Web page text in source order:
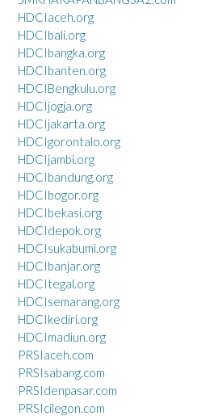
HDCIaceh.org
HDCIbali.org
HDCIbangka.org
HDCIbanten.org
HDCIBengkulu.org
HDCIjogja.org
HDCIjakarta.org
HDCIgorontalo.org
HDCIjambi.org
HDCIbandung.org
HDCIbogor.org
HDCIbekasi.org
HDCIdepok.org
HDCIsukabumi.org
HDCIbanjar.org
HDCItegal.org
HDCIsemarang.org
HDCIkediri.org
HDCImadiun.org
PRSIaceh.com
PRSIsabang.com
PRSIdenpasar.com
PRSIcilegon.com